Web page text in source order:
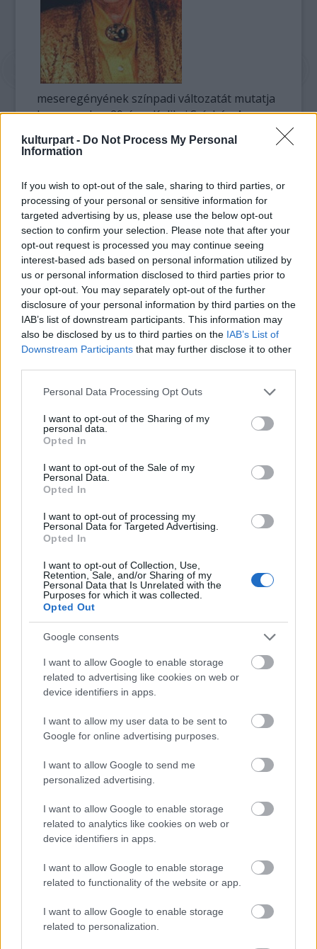
kulturpart - Do Not Process My Personal
Information
If you wish to opt-out of the sale, sharing to third parties, or
processing of your personal or sensitive information for
targeted advertising by us, please use the below opt-out
section to confirm your selection. Please note that after your
opt-out request is processed you may continue seeing
interest-based ads based on personal information utilized by
us or personal information disclosed to third parties prior to
your opt-out. You may separately opt-out of the further
disclosure of your personal information by third parties on the
IAB’s list of downstream participants. This information may
also be disclosed by us to third parties on the IAB’s List of
Downstream Participants that may further disclose it to other
Please note that this website/app uses one or more Google
not limited to your visit or usage behaviour. You may click to
grant or deny consent to Google and its third-party tags to
use your data for below specified purposes in below Google
consent section.
Personal Data Processing Opt Outs
I want to opt-out of the Sharing of my
personal data.
Opted In
I want to opt-out of the Sale of my
Personal Data.
Opted In
I want to opt-out of processing my
Personal Data for Targeted Advertising.
Opted In
I want to opt-out of Collection, Use,
Retention, Sale, and/or Sharing of my
Personal Data that Is Unrelated with the
Purposes for which it was collected.
Opted Out
Google consents
I want to allow Google to enable storage
related to advertising like cookies on web or
device identifiers in apps.
I want to allow my user data to be sent to
Google for online advertising purposes.
I want to allow Google to send me
personalized advertising.
I want to allow Google to enable storage
related to analytics like cookies on web or
device identifiers in apps.
I want to allow Google to enable storage
related to functionality of the website or app.
I want to allow Google to enable storage
related to personalization.
meseregényének színpadi változatát mutatja
be november 29-én a Kolibri Színház. A
tündérek és emberek közt. Valahogy
kénytelenek szembesülni azzal, hogy nem
csak jó létezik a világon. Azonban a tündérek
cselekvésre adják a fejüket, és a végén a jó
győzedelmeskedik - vázolta fel a rendező.
Kőváry Katalin elmondta: szeret gyerekeknek
rendezni, de Weöres Sándorral együtt vallja,
hogy nincs külön gyerekvers és felnőttvers,
azaz nincs gyerek- és felnőttelőadás sem. "A
kicsiknek szóló darabokat is úgy rendezem,
hogy az a szülőknek is élvezetes legyen. Van,
amikor a gyerekek nevetnek, van, amikor a
felnőttek és van, amikor mindenki. A darab
reményeim szerint családi program lesz" -
Budapest Gyermek
LÉTEZIK GYÓGYÍTÓ MÚZEUM?!
PÉTER BENCE HAZATÉR - A VILÁGSZTÁR
ZONGORISTA BUDAPESTEN MUTATJA BE
LEGÚJABB PRODUKCIÓJÁT